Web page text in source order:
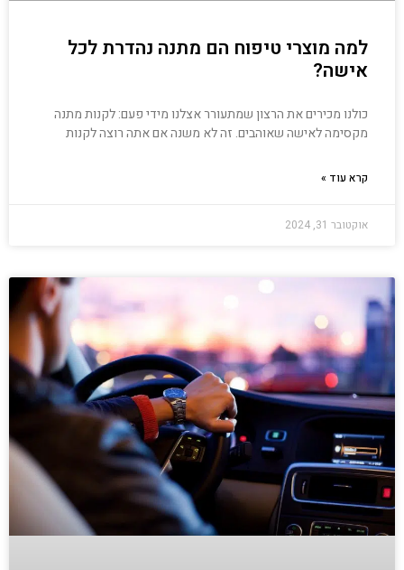
למה מוצרי טיפוח הם מתנה נהדרת לכל
אישה?
כולנו מכירים את הרצון שמתעורר אצלנו מידי פעם: לקנות מתנה
מקסימה לאישה שאוהבים. זה לא משנה אם אתה רוצה לקנות
קרא עוד »
אוקטובר 31, 2024